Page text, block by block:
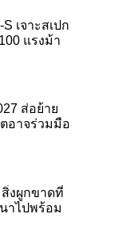
เจาะสเปก
แรงม้า
ส่อย้าย
อาจร่วมมือ
สิ่งผูกขาดที่
าไปพร้อม